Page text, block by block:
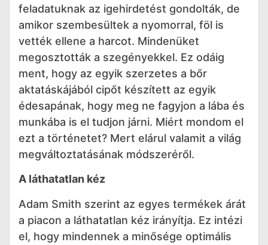
feladatuknak az igehirdetést gondolták, de
amikor szembesültek a nyomorral, föl is
vették ellene a harcot. Mindenüket
megosztották a szegényekkel. Ez odáig
ment, hogy az egyik szerzetes a bőr
aktatáskájából cipőt készített az egyik
édesapának, hogy meg ne fagyjon a lába és
munkába is el tudjon járni. Miért mondom el
ezt a történetet? Mert elárul valamit a világ
megváltoztatásának módszeréről.
A láthatatlan kéz
Adam Smith szerint az egyes termékek árát
a piacon a láthatatlan kéz irányítja. Ez intézi
el, hogy mindennek a minősége optimális